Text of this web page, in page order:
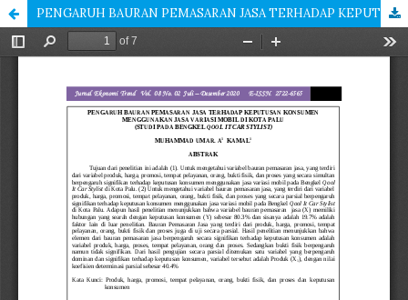
PENGARUH BAURAN PEMASARAN JASA TERHADAP KEPUTUSAN KONSUMEN MENGGUNAKAN JASA VARIASI MOBIL DI KOTA PALU (STUDI PADA BENGKEL QOOL IT CAR STYLIST)